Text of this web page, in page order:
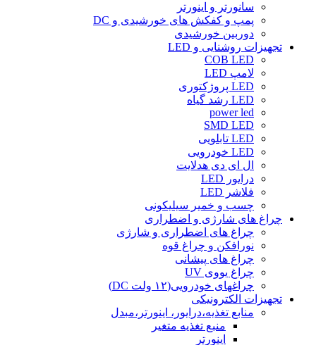
سانورتر و اینورتر
پمپ و کفکش های خورشیدی و DC
دوربین خورشیدی
تجهیزات روشنایی و LED
COB LED
لامپ LED
LED پروژکتوری
LED رشد گیاه
power led
SMD LED
LED تابلویی
LED خودرویی
ال ای دی هدلایت
درایور LED
فلاشر LED
چسب و خمیر سیلیکونی
چراغ های شارژی و اضطراری
چراغ های اضطراری و شارژی
نورافکن و چراغ قوه
چراغ های پیشانی
چراغ یووی UV
چراغهای خودرویی(۱۲ ولت DC)
تجهیزات الکترونیکی
منابع تغذیه،درایور، اینورتر،مبدل
منبع تغذیه متغیر
اینورتر